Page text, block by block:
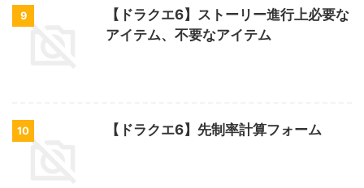
9
【ドラクエ6】ストーリー進行上必要な
アイテム、不要なアイテム
10 【ドラクエ6】先制率計算フォーム